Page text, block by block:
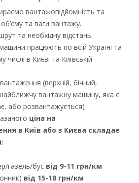
вантажопідйомність та
та ваги вантажу.
та необхідну відстань
працюють по всій Україні та
числі в Києві та Київській
(верхній, бічний,
вантажну машину, яка є
або розвантажується)
ціна на
в Київ або з Києва складае
газель/бус від 9-11 грн/км
від 15-18 грн/км